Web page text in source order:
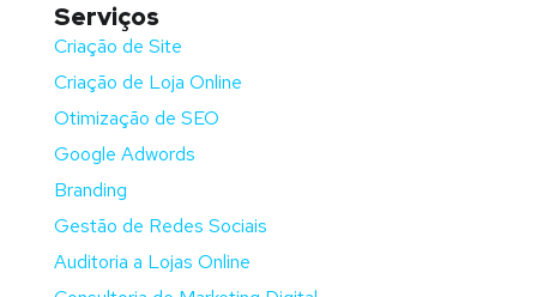
Serviços
Criação de Site
Criação de Loja Online
Otimização de SEO
Google Adwords
Branding
Gestão de Redes Sociais
Auditoria a Lojas Online